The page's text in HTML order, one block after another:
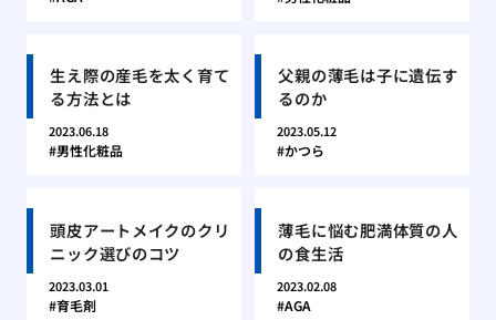
生え際の産毛を太く育て
る方法とは
2023.06.18
男性化粧品
父親の薄毛は子に遺伝す
るのか
2023.05.12
かつら
頭皮アートメイクのクリ
ニック選びのコツ
2023.03.01
育毛剤
薄毛に悩む肥満体質の人
の食生活
2023.02.08
AGA